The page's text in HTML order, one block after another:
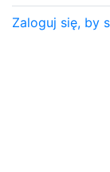
Zaloguj się, by